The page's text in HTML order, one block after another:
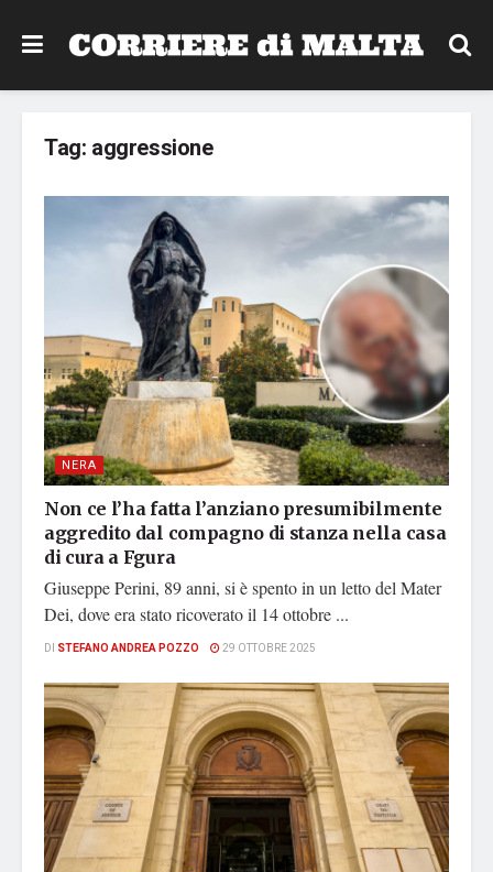
Tag: aggressione
NERA
Non ce l’ha fatta l’anziano presumibilmente
aggredito dal compagno di stanza nella casa
di cura a Fgura
Giuseppe Perini, 89 anni, si è spento in un letto del Mater
Dei, dove era stato ricoverato il 14 ottobre ...
DI STEFANO ANDREA POZZO 29 OTTOBRE 2025